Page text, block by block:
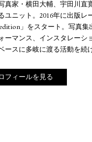
真家・横田大輔、宇田川直
ユニット。2016年に出版レ
」をスタート。写真集
ーマンス、インスタレーシ
ースに多岐に渡る活動を続
フィールを見る